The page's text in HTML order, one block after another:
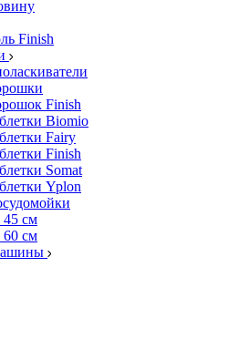
Finish
Finish
Biomio
Fairy
Finish
Somat
Yplon
см
см